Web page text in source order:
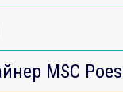
MSC